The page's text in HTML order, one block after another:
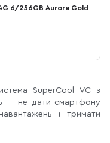
6/256GB Aurora Gold
SuperCool VC з
— не дати смартфону
і тримати